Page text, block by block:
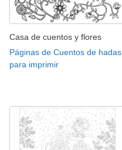
Casa de cuentos y flores
Páginas de Cuentos de hadas
para imprimir